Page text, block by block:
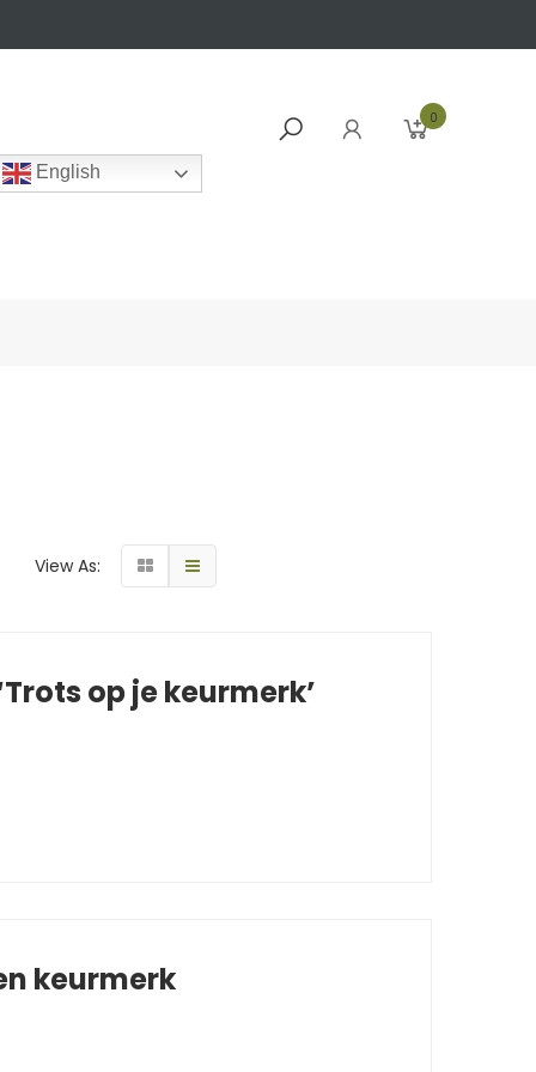
English
0
View As:
op je keurmerk’
keurmerk